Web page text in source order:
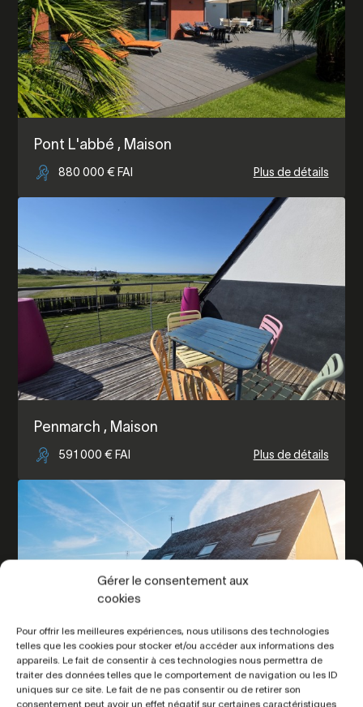
Gérer le consentement aux
cookies
Pour offrir les meilleures expériences, nous utilisons des technologies
telles que les cookies pour stocker et/ou accéder aux informations des
appareils. Le fait de consentir à ces technologies nous permettra de
traiter des données telles que le comportement de navigation ou les ID
uniques sur ce site. Le fait de ne pas consentir ou de retirer son
consentement peut avoir un effet négatif sur certaines caractéristiques
Pont L'abbé , Maison
880 000 € FAI Plus de détails
Penmarch , Maison
591 000 € FAI Plus de détails